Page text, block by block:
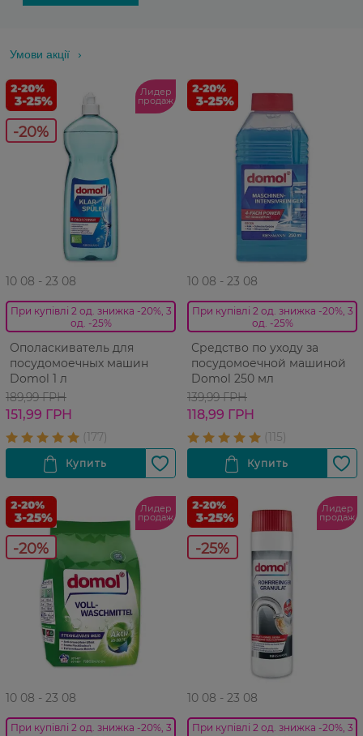
Умови акції
-20%
Лидер
продаж
10 08 - 23 08
При купівлі 2 од. знижка -20%, 3
од. -25%
Ополаскиватель для
посудомоечных машин
Domol 1 л
189,99 ГРН
151,99 ГРН
10 08 - 23 08
При купівлі 2 од. знижка -20%, 3
од. -25%
Средство по уходу за
посудомоечной машиной
Domol 250 мл
139,99 ГРН
118,99 ГРН
-20%
Лидер
продаж
10 08 - 23 08
При купівлі 2 од. знижка -20%, 3
-25%
Лидер
продаж
10 08 - 23 08
При купівлі 2 од. знижка -20%, 3